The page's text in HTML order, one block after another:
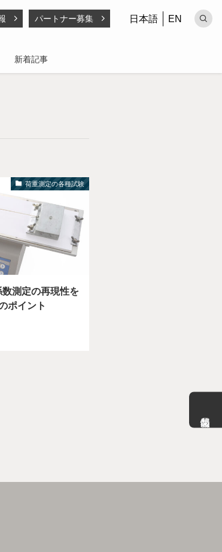
新着記事
パートナー募集 日本語 EN
荷重測定の各種試験
測定の再現性を
ポイント